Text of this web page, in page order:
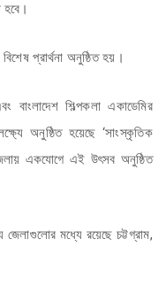
প্রার্থনা অনুষ্ঠিত হয়।
বাংলাদেশ শিল্পকলা একাডেমির
অনুষ্ঠিত হয়েছে ‘সাংস্কৃতিক
একযোগে এই উৎসব অনুষ্ঠিত
মধ্যে রয়েছে চট্টগ্রাম,